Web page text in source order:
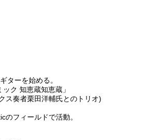
ターを始める。
ク 知恵蔵知恵蔵」
ス奏者栗田洋輔氏とのトリオ)
フィールドで活動。